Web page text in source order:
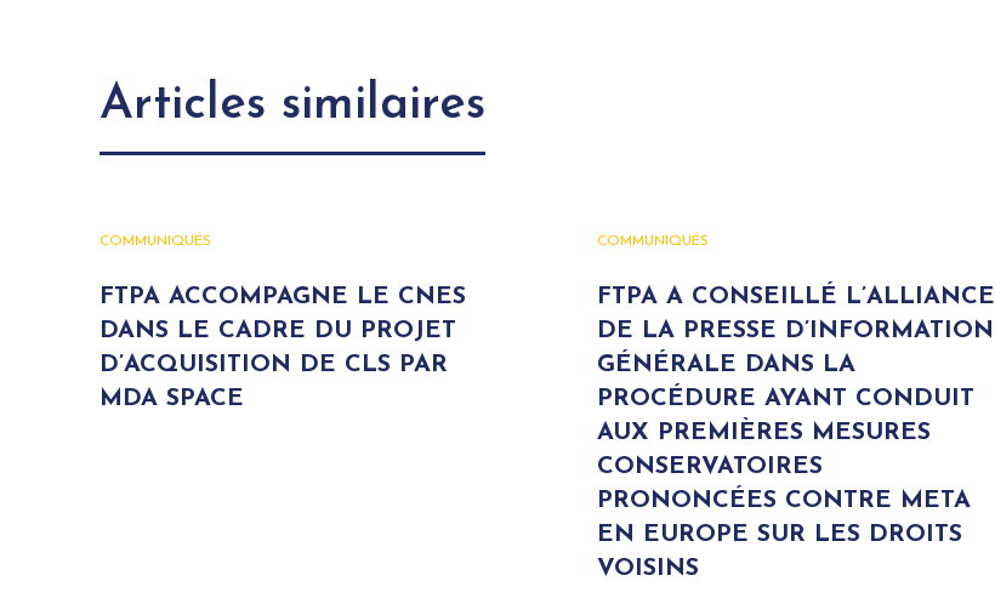
Articles similaires
COMMUNIQUÉS
FTPA ACCOMPAGNE LE CNES
DANS LE CADRE DU PROJET
D’ACQUISITION DE CLS PAR
MDA SPACE
COMMUNIQUÉS
FTPA A CONSEILLÉ L’ALLIANCE
DE LA PRESSE D’INFORMATION
GÉNÉRALE DANS LA
PROCÉDURE AYANT CONDUIT
AUX PREMIÈRES MESURES
CONSERVATOIRES
PRONONCÉES CONTRE META
EN EUROPE SUR LES DROITS
VOISINS